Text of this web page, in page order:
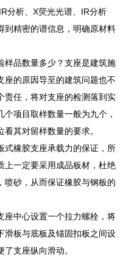
分析、X荧光光谱、IR分析
到精密的谱信息，明确原材料
样品数量多少？支座是建筑施
座的原因导至的建筑问题也不
责任，将对支座的检测落到实
项目取样数量一般为九个，
其对留样数量的要求。
式橡胶支座承载力的保证，所
上一定要采用成品板材，杜绝
喷砂，从而保证橡胶与钢板的
座中心设置一个拉力螺栓，将
滑板与底板及锚固扣板之间设
支座纵向滑动。